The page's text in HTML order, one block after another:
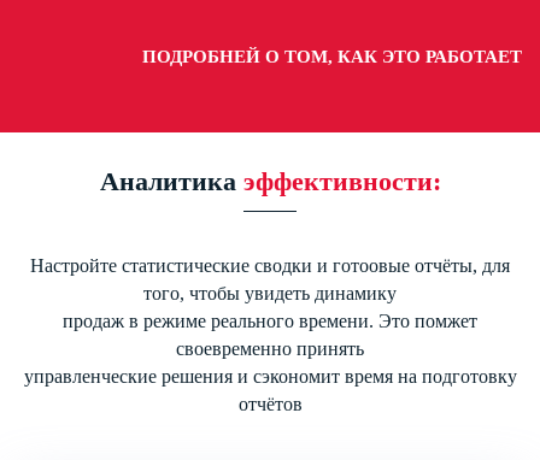
ПОДРОБНЕЙ О ТОМ, КАК ЭТО РАБОТАЕТ
Аналитика эффективности:
Настройте статистические сводки и готоовые отчёты, для
того, чтобы увидеть динамику
продаж в режиме реального времени. Это помжет
своевременно принять
управленческие решения и сэкономит время на подготовку
отчётов